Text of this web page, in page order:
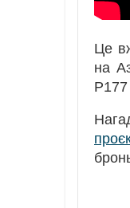
Це
на